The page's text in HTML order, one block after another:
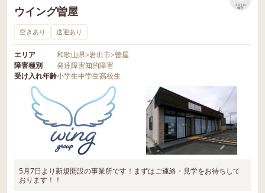
ウイング曽屋
リストに
保存
空きあり 送迎あり
エリア 和歌山県>岩出市>曽屋
障害種別
発達障害知的障害
受け入れ年齢小学生中学生高校生
5月7日より新規開設の事業所です！まずはご連絡・見学をお待ちして
おります！！